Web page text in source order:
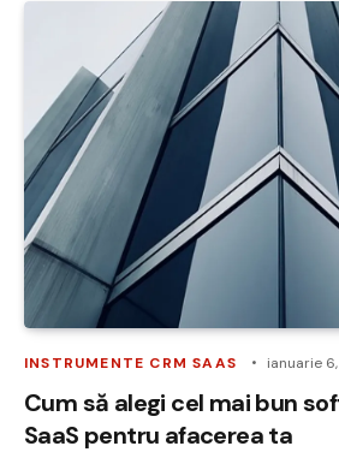
INSTRUMENTE CRM SAAS ianuarie
Cum să alegi cel mai bun
SaaS pentru afacerea ta